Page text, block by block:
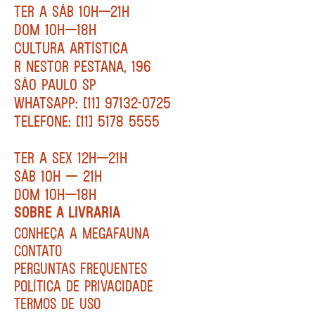
TER A SÁB 10H—21H
DOM 10H—18H
CULTURA ARTÍSTICA
R NESTOR PESTANA, 196
SÃO PAULO SP
WHATSAPP: [11] 97132-0725
TELEFONE: [11] 5178 5555
TER A SEX 12H—21H
SÁB 10H — 21H
DOM 10H—18H
SOBRE A LIVRARIA
CONHEÇA A MEGAFAUNA
CONTATO
PERGUNTAS FREQUENTES
POLÍTICA DE PRIVACIDADE
TERMOS DE USO